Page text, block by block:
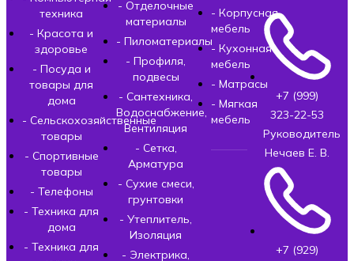
техника
- Красота и
здоровье
- Посуда и
товары для
дома
- Сельскохозяйственные
товары
- Спортивные
товары
- Телефоны
- Техника для
дома
- Техника для
- Отделочные
материалы
- Пиломатериалы
- Профиля,
подвесы
- Сантехника,
Водоснабжение,
Вентиляция
- Сетка,
Арматура
- Сухие смеси,
грунтовки
- Утеплитель,
Изоляция
- Электрика,
- Корпусная
мебель
- Кухонная
мебель
- Матрасы
- Мягкая
мебель
+7 (999)
323-22-53
Руководитель
Нечаев Е. В.
+7 (929)